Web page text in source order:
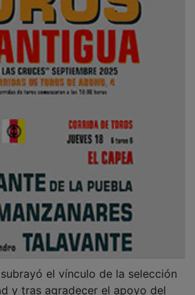
y tras agradecer el apoyo del